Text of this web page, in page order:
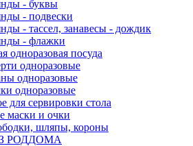
- буквы
- подвески
- тассел, занавесы - дождик
- флажки
одноразовая посуда
одноразовые
одноразовые
одноразовые
для сервировки стола
маски и очки
шляпы, короны
РОДДОМА